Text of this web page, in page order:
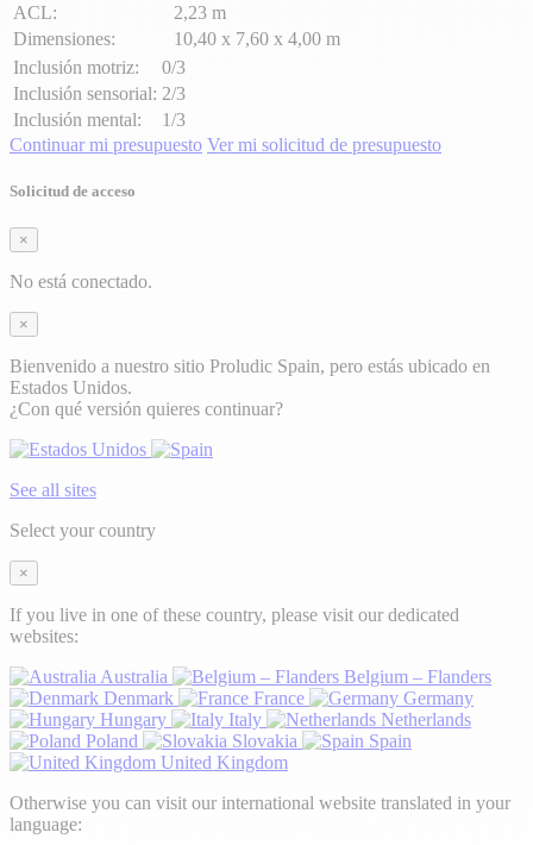
ACL:
2,23 m
Dimensiones:
10,40 x 7,60 x 4,00 m
Inclusión motriz:
0/3
Inclusión sensorial: 2/3
Inclusión mental:
1/3
Continuar mi presupuesto Ver mi solicitud de presupuesto
Solicitud de acceso
×
No está conectado.
×
Bienvenido a nuestro sitio Proludic Spain, pero estás ubicado en
Estados Unidos.
¿Con qué versión quieres continuar?
See all sites
Select your country
×
If you live in one of these country, please visit our dedicated
websites:
Australia
Belgium – Flanders
Denmark
France
Germany
Hungary
Italy
Netherlands
Poland
Slovakia
Spain
United Kingdom
Otherwise you can visit our international website translated in your
language: